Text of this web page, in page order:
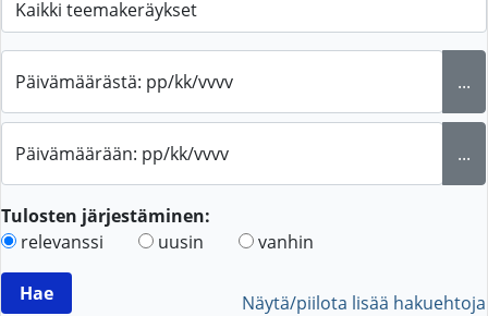
Päivämäärästä: pp/kk/vvvv ...
Päivämäärään: pp/kk/vvvv ...
Tulosten järjestäminen:
relevanssi
uusin vanhin
Näytä/piilota lisää hakuehtoja